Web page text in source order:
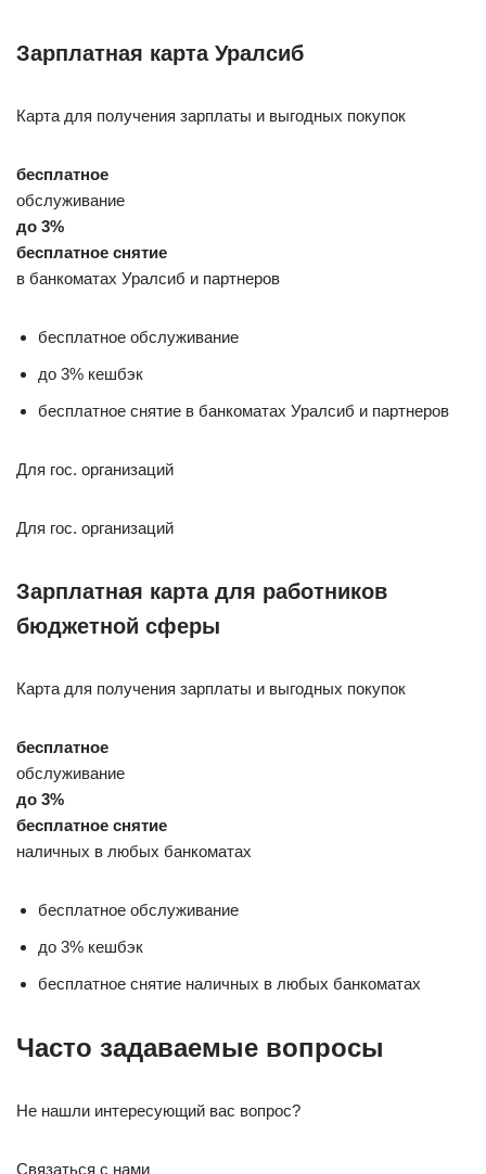
Зарплатная карта Уралсиб
Карта для получения зарплаты и выгодных покупок
бесплатное
обслуживание
до 3%
бесплатное снятие
в банкоматах Уралсиб и партнеров
бесплатное обслуживание
до 3% кешбэк
бесплатное снятие в банкоматах Уралсиб и партнеров
Для гос. организаций
Для гос. организаций
Зарплатная карта для работников
бюджетной сферы
Карта для получения зарплаты и выгодных покупок
бесплатное
обслуживание
до 3%
бесплатное снятие
наличных в любых банкоматах
бесплатное обслуживание
до 3% кешбэк
бесплатное снятие наличных в любых банкоматах
Часто задаваемые вопросы
Не нашли интересующий вас вопрос?
Связаться с нами